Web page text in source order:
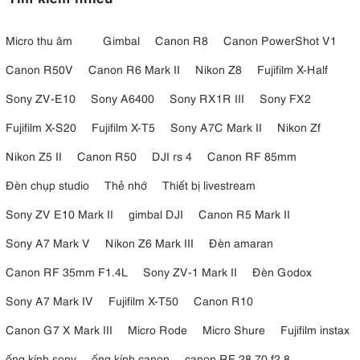
4.4. Ổn định hình ảnh trong thân máy đáng tin cậy
Để nâng cao hơn nữa khả năng ghi hình,máy quay
hệ thống chống rung quang học 5 trục, được đánh giá ở mức ổn
Micro thu âm Gimbal Canon R8
Canon PowerShot V1
Canon R50V
Canon R6 Mark II Nikon Z8
Fujifilm X-Half
Sony ZV-E10
Sony A6400 Sony RX1R III
Sony FX2
Fujifilm X-S20
Fujifilm X-T5 Sony A7C Mark II
Nikon Zf
Nikon Z5 II
Canon R50 DJI rs 4
Canon RF 85mm
Đèn chụp studio
Thẻ nhớ
Thiết bị livestream
Sony ZV E10 Mark II
gimbal DJI
Canon R5 Mark II
Sony A7 Mark V
Nikon Z6 Mark III
Đèn amaran
Canon RF 35mm F1.4L
Sony ZV-1 Mark II
Đèn Godox
Sony A7 Mark IV
Fujifilm X-T50
Canon R10
Canon G7 X Mark III
Micro Rode Micro Shure
Fujifilm instax